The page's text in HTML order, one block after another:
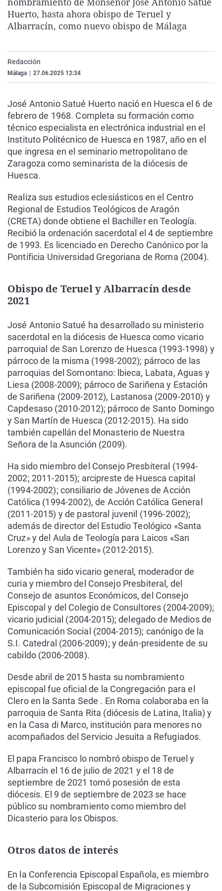
La rosa de los vientos
Gente viajera
Caso
Retornados
Extremadura
Galicia
Virales
Televisión
Huerto, hasta ahora obispo de Teruel y
Albarracín, como nuevo obispo de Málaga
Redacción
Málaga 27.06.2025 12:34
José Antonio Satué Huerto nació en Huesca el 6 de
febrero de 1968. Completa su formación como
técnico especialista en electrónica industrial en el
Instituto Politécnico de Huesca en 1987, año en el
que ingresa en el seminario metropolitano de
Zaragoza como seminarista de la diócesis de
Huesca.
Realiza sus estudios eclesiásticos en el Centro
Regional de Estudios Teológicos de Aragón
(CRETA) donde obtiene el Bachiller en Teología.
Recibió la ordenación sacerdotal el 4 de septiembre
de 1993. Es licenciado en Derecho Canónico por la
Pontificia Universidad Gregoriana de Roma (2004).
Obispo de Teruel y Albarracín desde
2021
José Antonio Satué ha desarrollado su ministerio
sacerdotal en la diócesis de Huesca como vicario
parroquial de San Lorenzo de Huesca (1993-1998) y
párroco de la misma (1998-2002); párroco de las
parroquias del Somontano: lbieca, Labata, Aguas y
Liesa (2008-2009); párroco de Sariñena y Estación
de Sariñena (2009-2012), Lastanosa (2009-2010) y
Capdesaso (2010-2012); párroco de Santo Domingo
y San Martín de Huesca (2012-2015). Ha sido
también capellán del Monasterio de Nuestra
Señora de la Asunción (2009).
Ha sido miembro del Consejo Presbiteral (1994-
2002; 2011-2015); arcipreste de Huesca capital
(1994-2002); consiliario de Jóvenes de Acción
Católica (1994-2002), de Acción Católica General
(2011-2015) y de pastoral juvenil (1996-2002);
además de director del Estudio Teológico «Santa
Cruz» y del Aula de Teología para Laicos «San
Lorenzo y San Vicente» (2012-2015).
También ha sido vicario general, moderador de
curia y miembro del Consejo Presbiteral, del
Consejo de asuntos Económicos, del Consejo
Episcopal y del Colegio de Consultores (2004-2009);
vicario judicial (2004-2015); delegado de Medios de
Comunicación Social (2004-2015); canónigo de la
S.I. Catedral (2006-2009); y deán-presidente de su
cabildo (2006-2008).
Desde abril de 2015 hasta su nombramiento
episcopal fue oficial de la Congregación para el
Clero en la Santa Sede . En Roma colaboraba en la
parroquia de Santa Rita (diócesis de Latina, Italia) y
en la Casa di Marco, institución para menores no
acompañados del Servicio Jesuita a Refugiados.
El papa Francisco lo nombró obispo de Teruel y
Albarracín el 16 de julio de 2021 y el 18 de
septiembre de 2021 tomó posesión de esta
diócesis. El 9 de septiembre de 2023 se hace
público su nombramiento como miembro del
Dicasterio para los Obispos.
Otros datos de interés
En la Conferencia Episcopal Española, es miembro
de la Subcomisión Episcopal de Migraciones y